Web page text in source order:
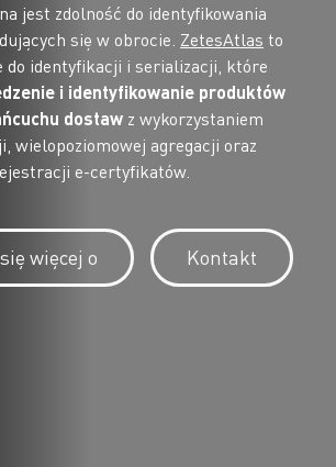
jest zdolność do identyfikowania
się w obrocie. ZetesAtlas to
do identyfikacji i serializacji, które
i identyfikowanie produktów
dostaw z wykorzystaniem
wielopoziomowej agregacji oraz
e-certyfikatów.
więcej o Kontakt